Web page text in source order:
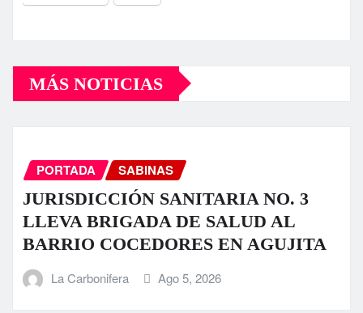
MÁS NOTICIAS
PORTADA SABINAS
JURISDICCIÓN SANITARIA NO. 3
LLEVA BRIGADA DE SALUD AL
BARRIO COCEDORES EN AGUJITA
La Carbonifera Ago 5, 2026